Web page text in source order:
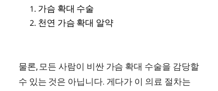
가슴 확대 수술
천연 가슴 확대 알약
물론, 모든 사람이 비싼 가슴 확대 수술을 감당할
수 있는 것은 아닙니다. 게다가 이 의료 절차는